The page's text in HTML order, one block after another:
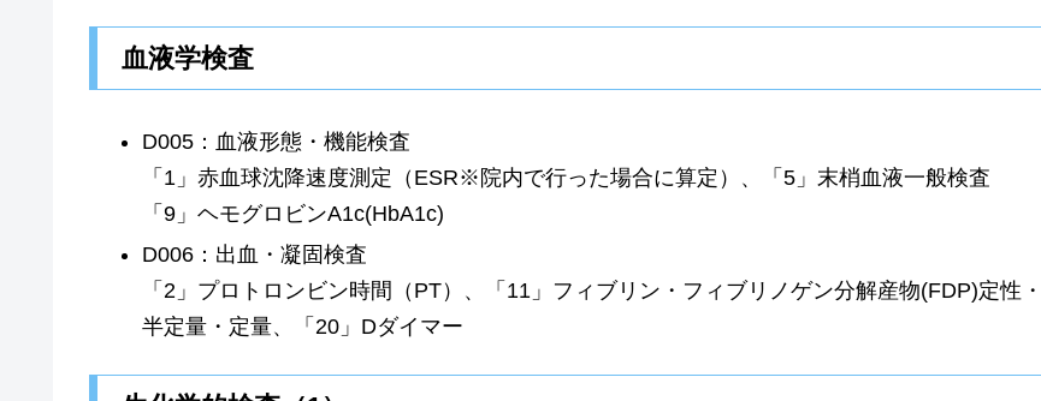
血液学検査
D005：血液形態・機能検査
「1」赤血球沈降速度測定（ESR※院内で行った場合に算定）、「5」末梢血液一般検査
「9」ヘモグロビンA1c(HbA1c)
D006：出血・凝固検査
「2」プロトロンビン時間（PT）、「11」フィブリン・フィブリノゲン分解産物(FDP)定性・
半定量・定量、「20」Dダイマー